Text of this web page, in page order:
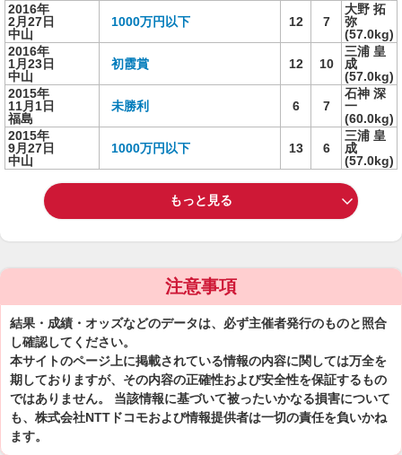
2016年
2月27日
中山
1000万円以下 12 7
大野 拓
弥
(57.0kg)
2016年
1月23日
中山
初霞賞 12 10
三浦 皇
成
(57.0kg)
2015年
11月1日
福島
未勝利 6 7
石神 深
一
(60.0kg)
2015年
9月27日
中山
1000万円以下 13 6
三浦 皇
成
(57.0kg)
もっと見る
注意事項
結果・成績・オッズなどのデータは、必ず主催者発行のものと照合
し確認してください。
本サイトのページ上に掲載されている情報の内容に関しては万全を
期しておりますが、その内容の正確性および安全性を保証するもの
ではありません。 当該情報に基づいて被ったいかなる損害について
も、株式会社NTTドコモおよび情報提供者は一切の責任を負いかね
ます。